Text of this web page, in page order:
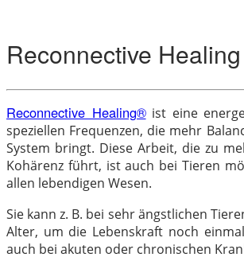
Reconnective
Reconnective Healing®ist eine
speziellen Frequenzen, die mehr
System bringt. Diese Arbeit, die zu
Kohärenz führt, ist auch bei Tieren
allen lebendigen Wesen.
Sie kann z. B. bei sehr ängstlichen
Alter, um die Lebenskraft noch
auch bei akuten oder chronischen